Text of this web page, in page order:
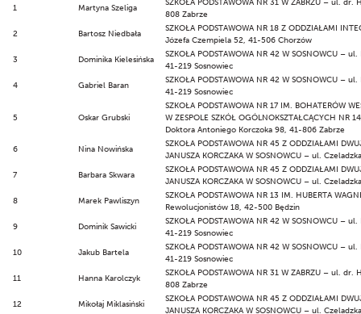
1 Martyna Szeliga
SZKOŁA PODSTAWOWA NR 31 W ZABRZU – ul. dr.
808 Zabrze
2
Bartosz Niedbała
SZKOŁA PODSTAWOWA NR 18 Z ODDZIAŁAMI
Józefa Czempiela 52, 41-506 Chorzów
3
Dominika Kielesińska
SZKOŁA PODSTAWOWA NR 42 W SOSNOWCU –
41-219 Sosnowiec
4
Gabriel Baran
SZKOŁA PODSTAWOWA NR 42 W SOSNOWCU –
41-219 Sosnowiec
5 Oskar Grubski
SZKOŁA PODSTAWOWA NR 17 IM. BOHATERÓW
W ZESPOLE SZKÓŁ OGÓLNOKSZTAŁCĄCYCH NR
Doktora Antoniego Korczoka 98, 41-806 Zabrze
6
Nina Nowińska
SZKOŁA PODSTAWOWA NR 45 Z ODDZIAŁAMI
JANUSZA KORCZAKA W SOSNOWCU – ul.
7
Barbara Skwara
SZKOŁA PODSTAWOWA NR 45 Z ODDZIAŁAMI
JANUSZA KORCZAKA W SOSNOWCU – ul.
8
Marek Pawliszyn
SZKOŁA PODSTAWOWA NR 13 IM. HUBERTA
Rewolucjonistów 18, 42-500 Będzin
9
Dominik Sawicki
SZKOŁA PODSTAWOWA NR 42 W SOSNOWCU –
41-219 Sosnowiec
10
Jakub Bartela
SZKOŁA PODSTAWOWA NR 42 W SOSNOWCU –
41-219 Sosnowiec
11
Hanna Karolczyk
SZKOŁA PODSTAWOWA NR 31 W ZABRZU – ul. dr.
808 Zabrze
12
Mikołaj Miklasiński
SZKOŁA PODSTAWOWA NR 45 Z ODDZIAŁAMI
JANUSZA KORCZAKA W SOSNOWCU – ul.